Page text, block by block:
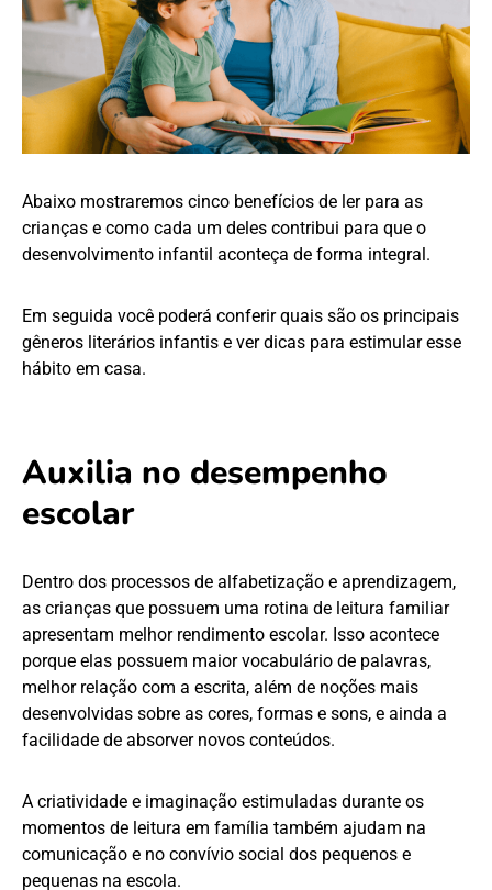
Abaixo mostraremos cinco benefícios de ler para as
crianças e como cada um deles contribui para que o
desenvolvimento infantil aconteça de forma integral.
Em seguida você poderá conferir quais são os principais
gêneros literários infantis e ver dicas para estimular esse
hábito em casa.
Auxilia no desempenho
escolar
Dentro dos processos de alfabetização e aprendizagem,
as crianças que possuem uma rotina de leitura familiar
apresentam melhor rendimento escolar. Isso acontece
porque elas possuem maior vocabulário de palavras,
melhor relação com a escrita, além de noções mais
desenvolvidas sobre as cores, formas e sons, e ainda a
facilidade de absorver novos conteúdos.
A criatividade e imaginação estimuladas durante os
momentos de leitura em família também ajudam na
comunicação e no convívio social dos pequenos e
pequenas na escola.